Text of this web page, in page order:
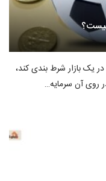
یک بازار شرط بندی کند،
روی آن سرمایه…